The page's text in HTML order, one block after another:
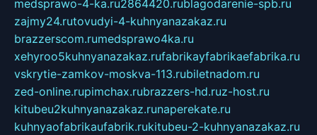
medsprawo-4-ka.ru2864420.rublagodarenie-spb.ru
zajmy24.rutovudyi-4-kuhnyanazakaz.ru
brazzerscom.rumedsprawo4ka.ru
xehyroo5kuhnyanazakaz.rufabrikayfabrikaefabrika.ru
vskrytie-zamkov-moskva-113.rubiletnadom.ru
zed-online.rupimchax.rubrazzers-hd.ruz-host.ru
kitubeu2kuhnyanazakaz.runaperekate.ru
kuhnyaofabrikaufabrik.rukitubeu-2-kuhnyanazakaz.ru